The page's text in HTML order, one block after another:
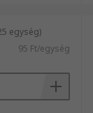
egység)
95 Ft/egység